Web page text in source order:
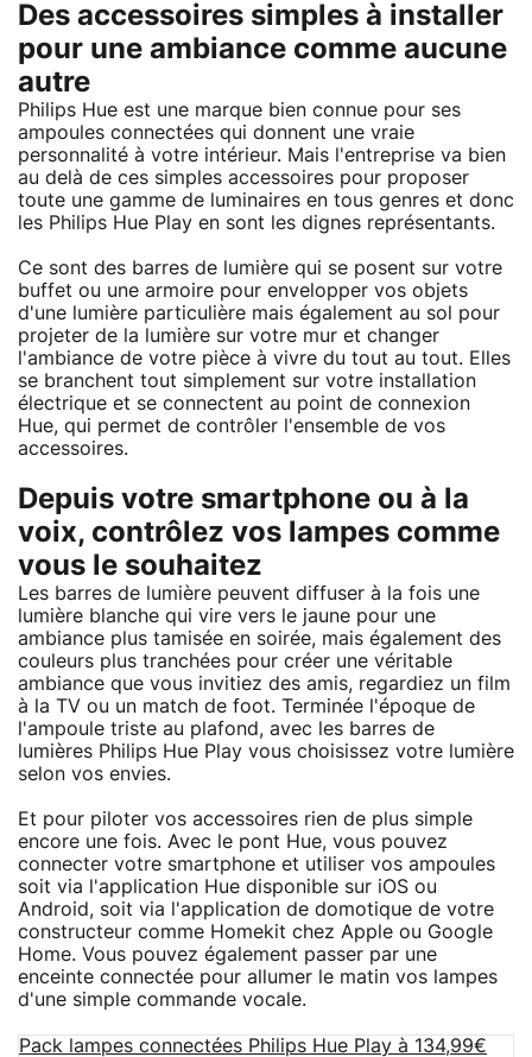
Des accessoires simples à installer
pour une ambiance comme aucune
autre
Philips Hue est une marque bien connue pour ses
ampoules connectées qui donnent une vraie
personnalité à votre intérieur. Mais l'entreprise va bien
au delà de ces simples accessoires pour proposer
toute une gamme de luminaires en tous genres et donc
les Philips Hue Play en sont les dignes représentants.
Ce sont des barres de lumière qui se posent sur votre
buffet ou une armoire pour envelopper vos objets
d'une lumière particulière mais également au sol pour
projeter de la lumière sur votre mur et changer
l'ambiance de votre pièce à vivre du tout au tout. Elles
se branchent tout simplement sur votre installation
électrique et se connectent au point de connexion
Hue, qui permet de contrôler l'ensemble de vos
accessoires.
Depuis votre smartphone ou à la
voix, contrôlez vos lampes comme
vous le souhaitez
Les barres de lumière peuvent diffuser à la fois une
lumière blanche qui vire vers le jaune pour une
ambiance plus tamisée en soirée, mais également des
couleurs plus tranchées pour créer une véritable
ambiance que vous invitiez des amis, regardiez un film
à la TV ou un match de foot. Terminée l'époque de
l'ampoule triste au plafond, avec les barres de
lumières Philips Hue Play vous choisissez votre lumière
selon vos envies.
Et pour piloter vos accessoires rien de plus simple
encore une fois. Avec le pont Hue, vous pouvez
connecter votre smartphone et utiliser vos ampoules
soit via l'application Hue disponible sur iOS ou
Android, soit via l'application de domotique de votre
constructeur comme Homekit chez Apple ou Google
Home. Vous pouvez également passer par une
enceinte connectée pour allumer le matin vos lampes
d'une simple commande vocale.
Pack lampes connectées Philips Hue Play à 134,99€